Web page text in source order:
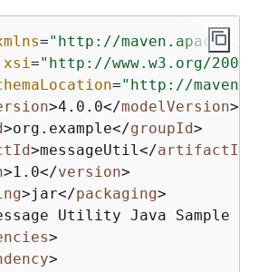
="http://
="http://www.w3.org/2001/
="http://
>4.0.0</modelVersion>
>org.example</groupId>
>messageUtil </artifactId
>1.0</version>
>jar</packaging>
Utility Java Sample
>
>